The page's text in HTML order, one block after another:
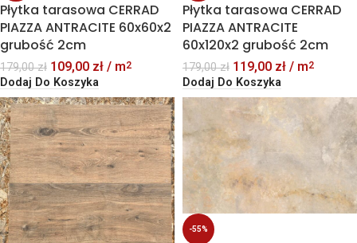
Płytka tarasowa CERRAD
PIAZZA ANTRACITE 60x60x2
grubość 2cm
179,00zł 109,00 zł / m2
Dodaj Do Koszyka
Płytka tarasowa CERRAD
PIAZZA ANTRACITE
60x120x2 grubość 2cm
179,00zł 119,00 zł / m2
Dodaj Do Koszyka
-55%